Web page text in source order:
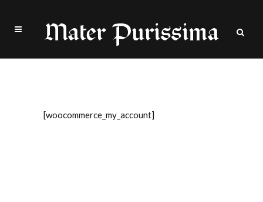
[woocommerce_my_account]